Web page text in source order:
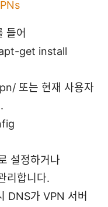
들어
get install
또는 현재 사용자
설정하거나
리합니다.
DNS가 VPN 서버